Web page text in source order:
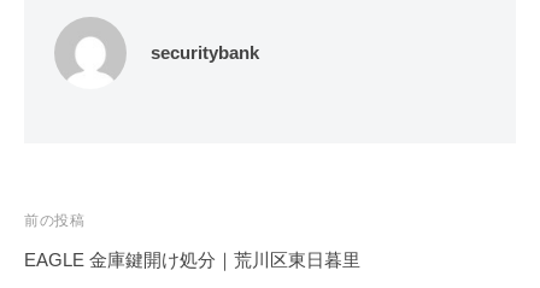
securitybank
投
稿
前の投稿
EAGLE 金庫鍵開け処分｜荒川区東日暮里